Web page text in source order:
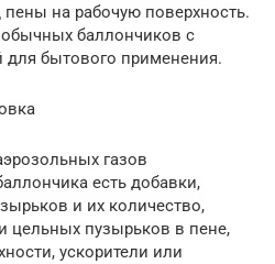
на рабочую поверхность.
баллончиков с
для бытового применения.
газов
есть добавки,
и их количество,
цельных пузырьков в пене,
ускорители или